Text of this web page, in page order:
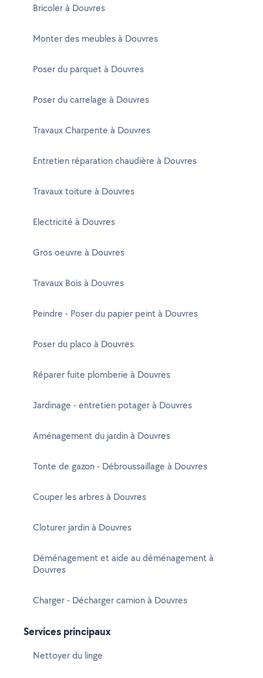
Bricoler à Douvres
Monter des meubles à Douvres
Poser du parquet à Douvres
Poser du carrelage à Douvres
Travaux Charpente à Douvres
Entretien réparation chaudière à Douvres
Travaux toiture à Douvres
Electricité à Douvres
Gros oeuvre à Douvres
Travaux Bois à Douvres
Peindre - Poser du papier peint à Douvres
Poser du placo à Douvres
Réparer fuite plomberie à Douvres
Jardinage - entretien potager à Douvres
Aménagement du jardin à Douvres
Tonte de gazon - Débroussaillage à Douvres
Couper les arbres à Douvres
Cloturer jardin à Douvres
Déménagement et aide au déménagement à
Douvres
Charger - Décharger camion à Douvres
Services principaux
Nettoyer du linge